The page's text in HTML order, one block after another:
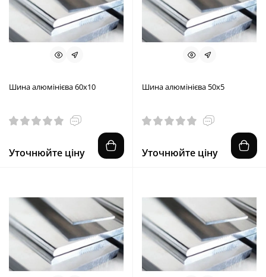
Шина алюмінієва 60х10
Уточнюйте ціну
Шина алюмінієва 50х5
Уточнюйте ціну